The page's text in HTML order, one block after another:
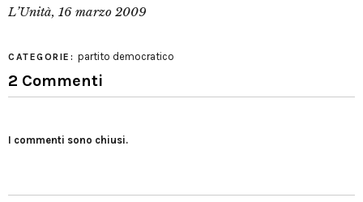
L’Unità, 16 marzo 2009
CATEGORIE: partito democratico
2 Commenti
I commenti sono chiusi.